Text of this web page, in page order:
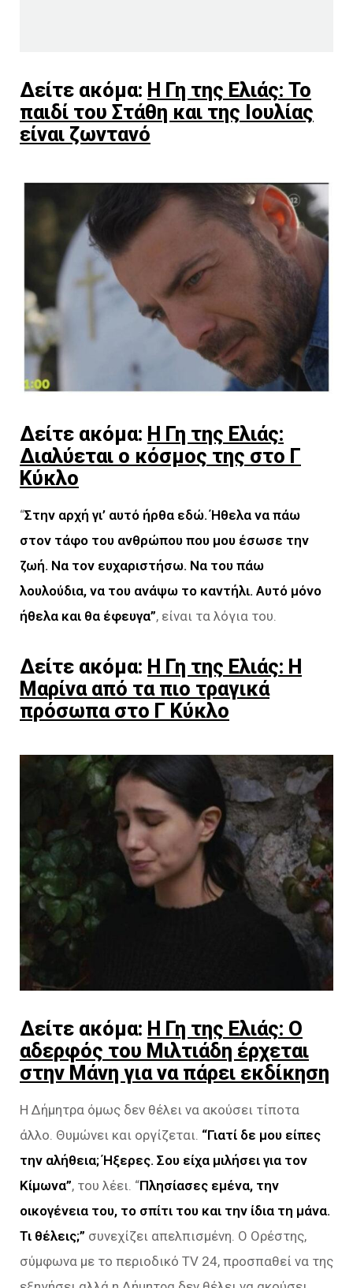
Δείτε ακόμα: Η Γη της Ελιάς: Το
παιδί του Στάθη και της Ιουλίας
είναι ζωντανό
Δείτε ακόμα: Η Γη της Ελιάς:
Διαλύεται ο κόσμος της στο Γ
Κύκλο
“Στην αρχή γι’ αυτό ήρθα εδώ. Ήθελα να πάω
στον τάφο του ανθρώπου που μου έσωσε την
ζωή. Να τον ευχαριστήσω. Να του πάω
λουλούδια, να του ανάψω το καντήλι. Αυτό μόνο
ήθελα και θα έφευγα”, είναι τα λόγια του.
Δείτε ακόμα: Η Γη της Ελιάς: Η
Μαρίνα από τα πιο τραγικά
πρόσωπα στο Γ Κύκλο
Δείτε ακόμα: Η Γη της Ελιάς: Ο
αδερφός του Μιλτιάδη έρχεται
στην Μάνη για να πάρει εκδίκηση
Η Δήμητρα όμως δεν θέλει να ακούσει τίποτα
άλλο. Θυμώνει και οργίζεται. “Γιατί δε μου είπες
την αλήθεια; Ήξερες. Σου είχα μιλήσει για τον
Κίμωνα”, του λέει. “Πλησίασες εμένα, την
οικογένεια του, το σπίτι του και την ίδια τη μάνα.
Τι θέλεις;” συνεχίζει απελπισμένη. Ο Ορέστης,
σύμφωνα με το περιοδικό TV 24, προσπαθεί να της